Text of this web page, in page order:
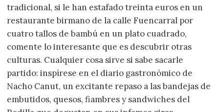
tradicional, si le han estafado treinta euros en un
restaurante birmano de la calle Fuencarral por
cuatro tallos de bambú en un plato cuadrado,
comente lo interesante que es descubrir otras
culturas. Cualquier cosa sirve si sabe sacarle
partido: inspírese en el diario gastronómico de
Nacho Canut, un excitante repaso a las bandejas de
embutidos, quesos, fiambres y sandwiches del